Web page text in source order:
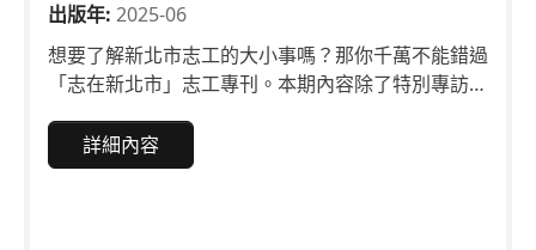
出版年: 2025-06
想要了解新北市志工的大小事嗎？那你千萬不能錯過
「志在新北市」志工專刊。本期內容除了特別專訪在
陳寶蓮賢伉儷他們動人的志工故事外，還有其他志工
投稿「知識的引路人——圖書館志工的書香情緣」、
詳細內容